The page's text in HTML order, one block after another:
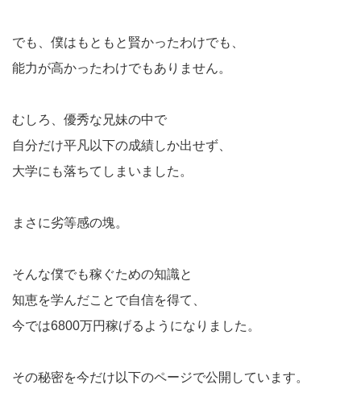
でも、僕はもともと賢かったわけでも、
能力が高かったわけでもありません。
むしろ、優秀な兄妹の中で
自分だけ平凡以下の成績しか出せず、
大学にも落ちてしまいました。
まさに劣等感の塊。
そんな僕でも稼ぐための知識と
知恵を学んだことで自信を得て、
今では6800万円稼げるようになりました。
その秘密を今だけ以下のページで公開しています。